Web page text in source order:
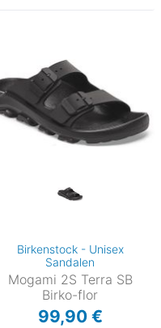
Birkenstock - Unisex
Sandalen
Mogami 2S Terra SB
Birko-flor
99,90 €